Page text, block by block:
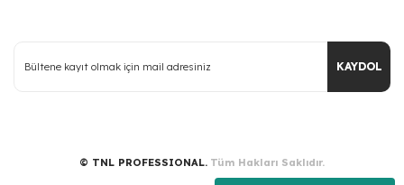
KAYDOL
© TNL PROFESSIONAL. Tüm Hakları Saklıdır.